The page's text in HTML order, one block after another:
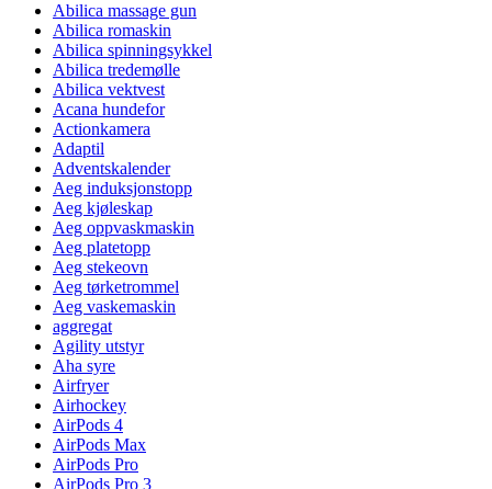
Abilica massage gun
Abilica romaskin
Abilica spinningsykkel
Abilica tredemølle
Abilica vektvest
Acana hundefor
Actionkamera
Adaptil
Adventskalender
Aeg induksjonstopp
Aeg kjøleskap
Aeg oppvaskmaskin
Aeg platetopp
Aeg stekeovn
Aeg tørketrommel
Aeg vaskemaskin
aggregat
Agility utstyr
Aha syre
Airfryer
Airhockey
AirPods 4
AirPods Max
AirPods Pro
AirPods Pro 3